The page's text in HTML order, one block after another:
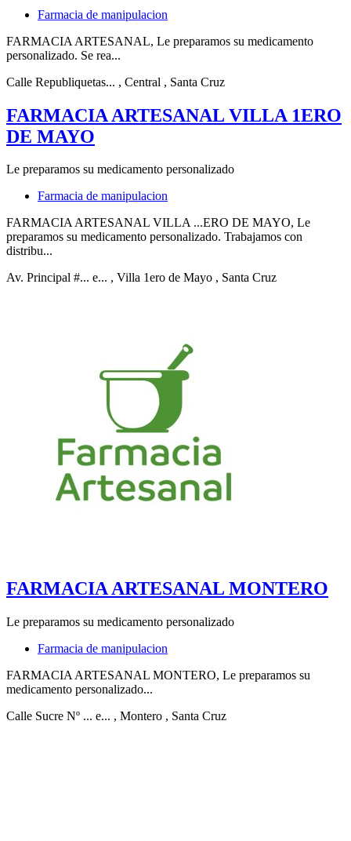
Farmacia de manipulacion
FARMACIA ARTESANAL, Le preparamos su medicamento
personalizado. Se rea...
Calle Republiquetas... , Central , Santa Cruz
FARMACIA ARTESANAL VILLA 1ERO
DE MAYO
Le preparamos su medicamento personalizado
Farmacia de manipulacion
FARMACIA ARTESANAL VILLA ...ERO DE MAYO, Le
preparamos su medicamento personalizado. Trabajamos con
distribu...
Av. Principal #... e... , Villa 1ero de Mayo , Santa Cruz
FARMACIA ARTESANAL MONTERO
Le preparamos su medicamento personalizado
Farmacia de manipulacion
FARMACIA ARTESANAL MONTERO, Le preparamos su
medicamento personalizado...
Calle Sucre Nº ... e... , Montero , Santa Cruz